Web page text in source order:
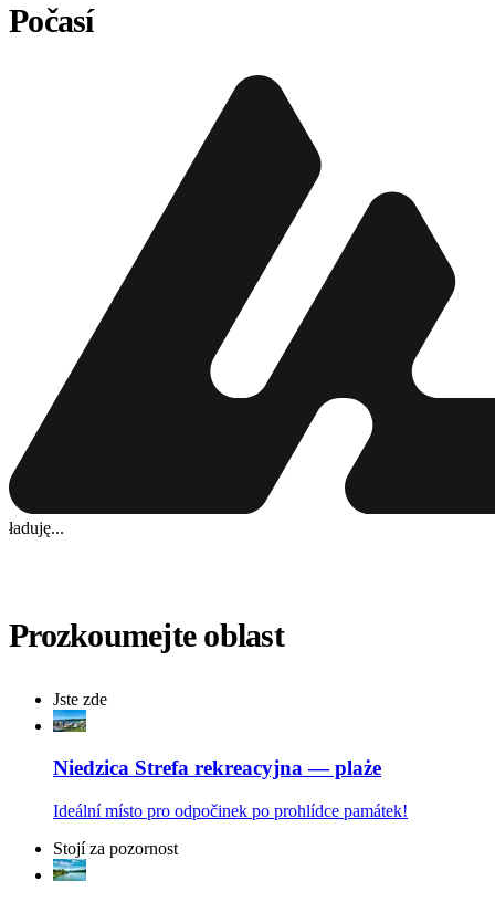
Počasí
ładuję...
Prozkoumejte oblast
Jste zde
Niedzica Strefa rekreacyjna — plaże
Ideální místo pro odpočinek po prohlídce památek!
Stojí za pozornost